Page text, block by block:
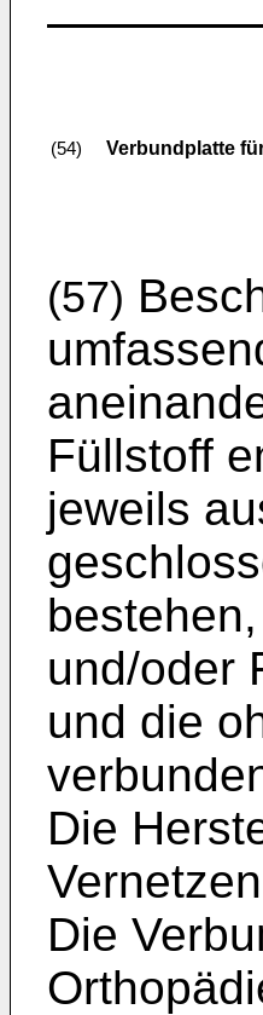
(54) Verbundplatte
(57)
Füllstoff
jeweils
und/oder
und die
Die
Die